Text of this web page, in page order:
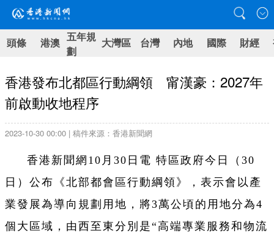
頭條 港澳 五年規
劃
大灣區 台灣 內地 國際 財經
香港發布北都區行動綱領 甯漢豪：2027年
前啟動收地程序
2023-10-30 00:00 | 稿件來源：香港新聞網
香港新聞網10月30日電 特區政府今日（30
日）公布《北部都會區行動綱領》，表示會以產
業發展為導向規劃用地，將3萬公頃的用地分為4
個大區域，由西至東分別是“高端專業服務和物流